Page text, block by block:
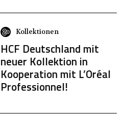
Kollektionen
HCF Deutschland mit
neuer Kollektion in
Kooperation mit L’Oréal
Professionnel!